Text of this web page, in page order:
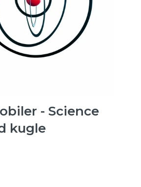
- Science
kugle